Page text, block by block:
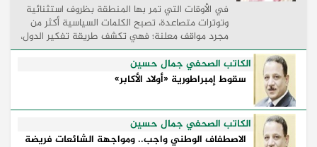
في الأوقات التي تمر بها المنطقة بظروف استثنائية
وتوترات متصاعدة، تصبح الكلمات السياسية أكثر من
مجرد مواقف معلنة؛ فهي تكشف طريقة تفكير الدول،
وكيفية إدارتها للأزمات، والحدود التي تفصل بين القوة
...
الكاتب الصحفي جمال حسين
سقوط إمبراطورية «أولاد الأكابر»
الكاتب الصحفي جمال حسين
الاصطفاف الوطني واجب.. ومواجهة الشائعات فريضة